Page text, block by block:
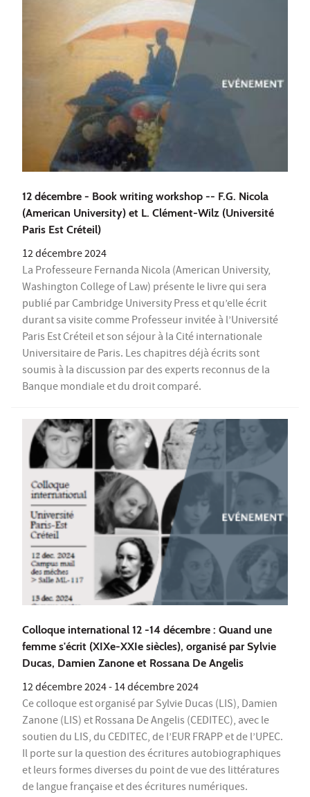
12 décembre - Book writing workshop -- F.G. Nicola
(American University) et L. Clément-Wilz (Université
Paris Est Créteil)
12 décembre 2024
La Professeure Fernanda Nicola (American University,
Washington College of Law) présente le livre qui sera
publié par Cambridge University Press et qu’elle écrit
durant sa visite comme Professeur invitée à l’Université
Paris Est Créteil et son séjour à la Cité internationale
Universitaire de Paris. Les chapitres déjà écrits sont
soumis à la discussion par des experts reconnus de la
Banque mondiale et du droit comparé.
Colloque international 12 -14 décembre : Quand une
femme s'écrit (XIXe-XXIe siècles), organisé par Sylvie
Ducas, Damien Zanone et Rossana De Angelis
12 décembre 2024-14 décembre 2024
Ce colloque est organisé par Sylvie Ducas (LIS), Damien
Zanone (LIS) et Rossana De Angelis (CEDITEC), avec le
soutien du LIS, du CEDITEC, de l’EUR FRAPP et de l’UPEC.
Il porte sur la question des écritures autobiographiques
et leurs formes diverses du point de vue des littératures
de langue française et des écritures numériques.